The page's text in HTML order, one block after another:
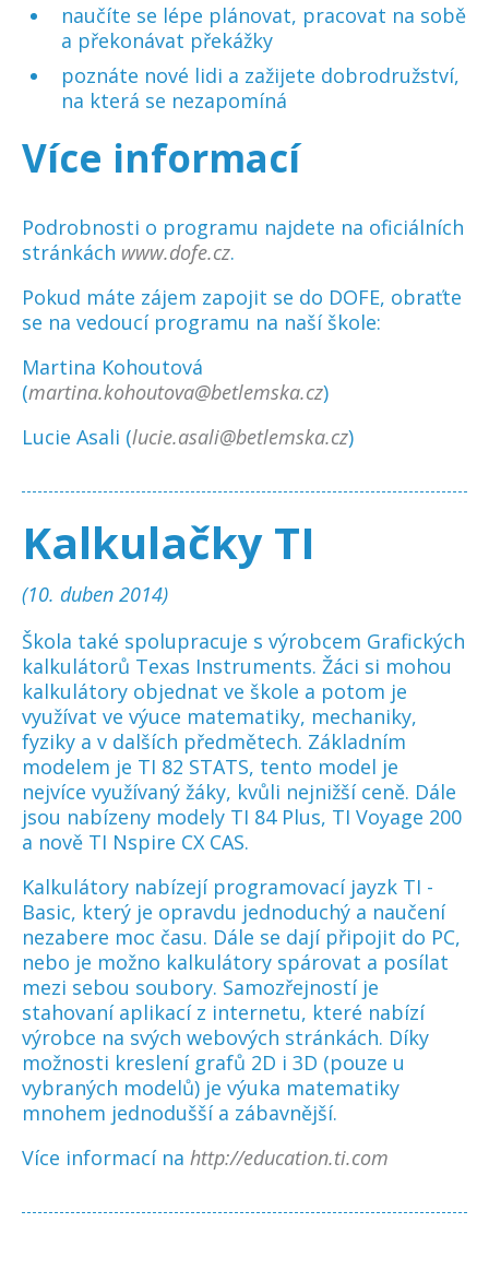
naučíte se lépe plánovat, pracovat na sobě
a překonávat překážky
poznáte nové lidi a zažijete dobrodružství,
na která se nezapomíná
Více informací
Podrobnosti o programu najdete na oficiálních
stránkách www.dofe.cz.
Pokud máte zájem zapojit se do DOFE, obraťte
se na vedoucí programu na naší škole:
Martina Kohoutová
(martina.kohoutova@betlemska.cz)
Lucie Asali (lucie.asali@betlemska.cz)
Kalkulačky TI
(10. duben 2014)
Škola také spolupracuje s výrobcem Grafických
kalkulátorů Texas Instruments. Žáci si mohou
kalkulátory objednat ve škole a potom je
využívat ve výuce matematiky, mechaniky,
fyziky a v dalších předmětech. Základním
modelem je TI 82 STATS, tento model je
nejvíce využívaný žáky, kvůli nejnižší ceně. Dále
jsou nabízeny modely TI 84 Plus, TI Voyage 200
a nově TI Nspire CX CAS.
Kalkulátory nabízejí programovací jayzk TI -
Basic, který je opravdu jednoduchý a naučení
nezabere moc času. Dále se dají připojit do PC,
nebo je možno kalkulátory spárovat a posílat
mezi sebou soubory. Samozřejností je
stahovaní aplikací z internetu, které nabízí
výrobce na svých webových stránkách. Díky
možnosti kreslení grafů 2D i 3D (pouze u
vybraných modelů) je výuka matematiky
mnohem jednodušší a zábavnější.
Více informací na http://education.ti.com